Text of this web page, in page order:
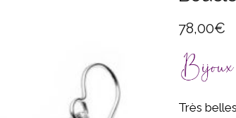
78,00€
Très